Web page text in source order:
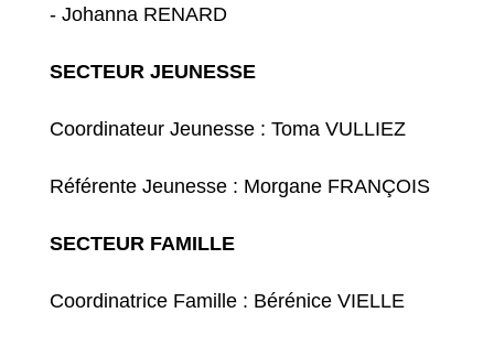
- Johanna RENARD
SECTEUR JEUNESSE
Coordinateur Jeunesse : Toma VULLIEZ
Référente Jeunesse : Morgane FRANÇOIS
SECTEUR FAMILLE
Coordinatrice Famille : Bérénice VIELLE